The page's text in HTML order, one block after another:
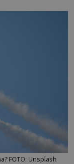
FOTO: Unsplash